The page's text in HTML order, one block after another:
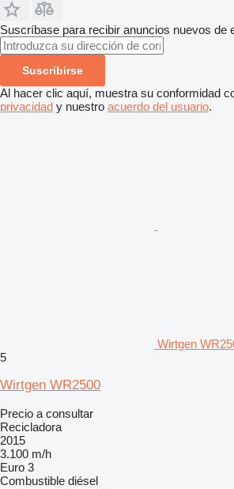
Suscríbase para recibir anuncios nuevos de
Suscribirse
Al hacer clic aquí, muestra su conformidad
privacidad y nuestro acuerdo del usuario.
Wirtgen
5
Wirtgen WR2500
Precio a consultar
Recicladora
2015
3.100 m/h
Euro 3
Combustible diésel